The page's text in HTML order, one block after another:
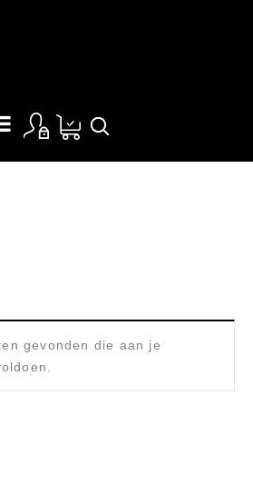
gevonden die aan je